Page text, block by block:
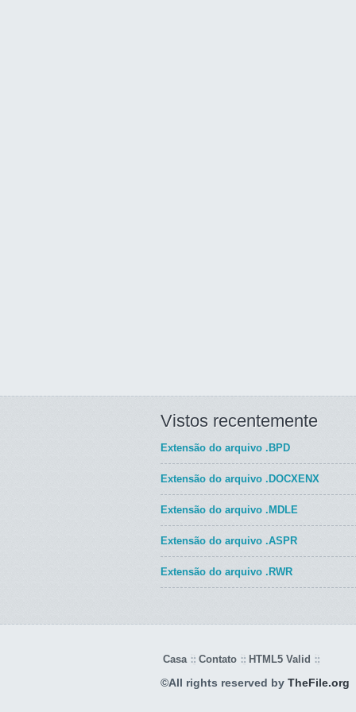
Vistos recentemente
Extensão do arquivo .BPD
Extensão do arquivo .DOCXENX
Extensão do arquivo .MDLE
Extensão do arquivo .ASPR
Extensão do arquivo .RWR
Casa Contato HTML5 Valid
©All rights reserved by TheFile.org